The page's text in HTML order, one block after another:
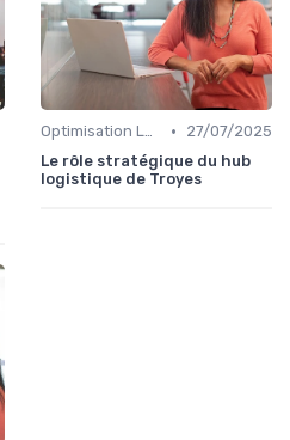
Optimisation Logistique •
27/07/2025
Le rôle stratégique du hub
logistique de Troyes